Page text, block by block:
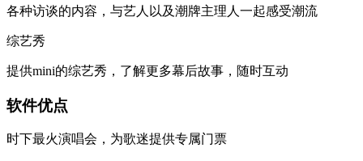
各种访谈的内容，与艺人以及潮牌主理人一起感受潮流
综艺秀
提供mini的综艺秀，了解更多幕后故事，随时互动
软件优点
时下最火演唱会，为歌迷提供专属门票